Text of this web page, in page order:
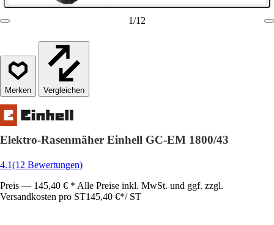
1/12
Vergleichen
Elektro-Rasenmäher Einhell GC-EM 1800/43
4.1(12 Bewertungen)
Preis — 145,40 € * Alle Preise inkl. MwSt. und ggf. zzgl.
Versandkosten pro ST145,40 €*/ ST